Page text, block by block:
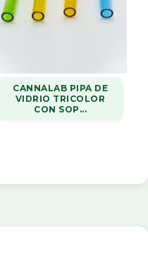
CANNALAB PIPA DE
VIDRIO TRICOLOR
CON SOP...